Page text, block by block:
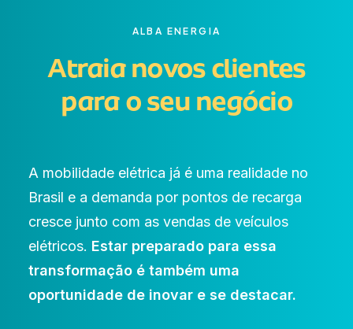
ALBA ENERGIA
Atraia novos clientes
para o seu negócio
A mobilidade elétrica já é uma realidade no
Brasil e a demanda por pontos de recarga
cresce junto com as vendas de veículos
elétricos. Estar preparado para essa
transformação é também uma
oportunidade de inovar e se destacar.